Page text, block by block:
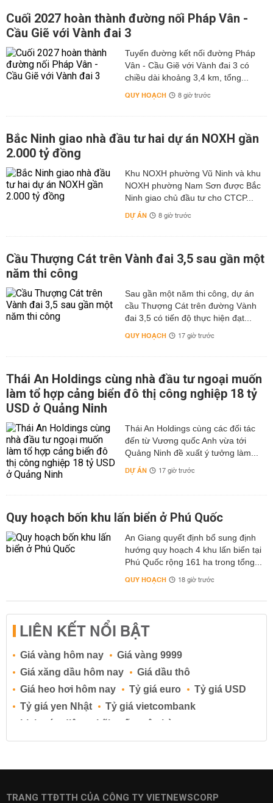
Cuối 2027 hoàn thành đường nối Pháp Vân -
Cầu Giẽ với Vành đai 3
Tuyến đường kết nối đường Pháp
Vân - Cầu Giẽ với Vành đai 3 có
chiều dài khoảng 3,4 km, tổng...
QUY HOẠCH 8 giờ trước
Bắc Ninh giao nhà đầu tư hai dự án NOXH gần
2.000 tỷ đồng
Khu NOXH phường Vũ Ninh và khu
NOXH phường Nam Sơn được Bắc
Ninh giao chủ đầu tư cho CTCP...
DỰ ÁN 8 giờ trước
Cầu Thượng Cát trên Vành đai 3,5 sau gần một
năm thi công
Sau gần một năm thi công, dự án
cầu Thượng Cát trên đường Vành
đai 3,5 có tiến độ thực hiện đạt...
QUY HOẠCH 17 giờ trước
Thái An Holdings cùng nhà đầu tư ngoại muốn
làm tổ hợp cảng biển đô thị công nghiệp 18 tỷ
USD ở Quảng Ninh
Thái An Holdings cùng các đối tác
đến từ Vương quốc Anh vừa tới
Quảng Ninh đề xuất ý tưởng làm...
DỰ ÁN 17 giờ trước
Quy hoạch bốn khu lấn biển ở Phú Quốc
An Giang quyết định bổ sung định
hướng quy hoạch 4 khu lấn biển tại
Phú Quốc rộng 161 ha trong tổng...
QUY HOẠCH 18 giờ trước
LIÊN KẾT NỔI BẬT
Giá vàng hôm nay
Giá vàng 9999
Giá xăng dầu hôm nay
Giá dầu thô
Giá heo hơi hôm nay
Tỷ giá euro
Tỷ giá USD
Tỷ giá yen Nhật
Tỷ giá vietcombank
Lịch cúp điện
Lãi suất ngân hàng
Lãi suất tiết kiệm
Lãi suất tiền gửi
Lãi suất ngân hàng BIDV
TRANG TTĐTTH CỦA CÔNG TY VIETNEWSCORP